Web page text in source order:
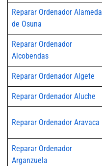
Reparar Ordenador Alameda
de Osuna
Reparar Ordenador
Alcobendas
Reparar Ordenador Algete
Reparar Ordenador Aluche
Reparar Ordenador Aravaca
Reparar Ordenador
Arganzuela